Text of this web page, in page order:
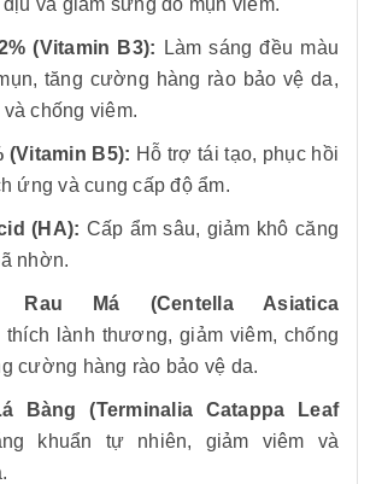
dịu và giảm sưng đỏ mụn viêm.
(Vitamin B3): Làm sáng đều màu
tăng cường hàng rào bảo vệ da,
chống viêm.
(Vitamin B5): Hỗ trợ tái tạo, phục hồi
ứng và cung cấp độ ẩm.
(HA): Cấp ẩm sâu, giảm khô căng
nhờn.
Rau Má (Centella Asiatica
thích lành thương, giảm viêm, chống
cường hàng rào bảo vệ da.
Bàng (Terminalia Catappa Leaf
khuẩn tự nhiên, giảm viêm và